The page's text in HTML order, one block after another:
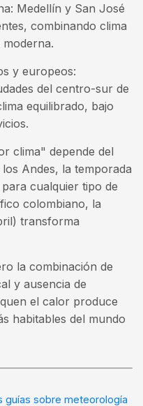
Medellín y San José
combinando clima
y europeos:
del centro-sur de
equilibrado, bajo
clima" depende del
Andes, la temporada
cualquier tipo de
colombiano, la
transforma
la combinación de
y ausencia de
el calor produce
habitables del mundo
guías sobre meteorología